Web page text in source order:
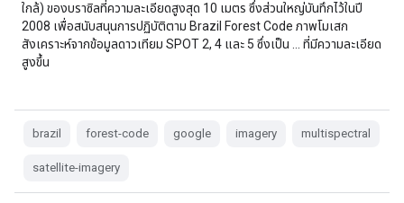
ใกล้) ของบราซิลที่ความละเอียดสูงสุด 10 เมตร ซึ่งส่วนใหญ่บันทึกไว้ในปี
2008 เพื่อสนับสนุนการปฏิบัติตาม Brazil Forest Code ภาพโมเสก
สังเคราะห์จากข้อมูลดาวเทียม SPOT 2, 4 และ 5 ซึ่งเป็น … ที่มีความละเอียด
สูงขึ้น
brazil forest-code google imagery multispectral
satellite-imagery